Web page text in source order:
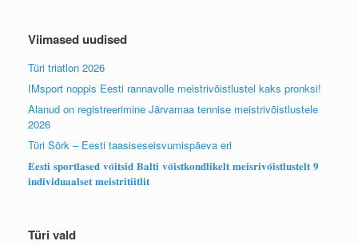
Viimased uudised
Türi triatlon 2026
IMsport noppis Eesti rannavolle meistrivõistlustel kaks pronksi!
Alanud on registreerimine Järvamaa tennise meistrivõistlustele
2026
Türi Sörk – Eesti taasiseseisvumispäeva eri
𝐄𝐞𝐬𝐭𝐢 𝐬𝐩𝐨𝐫𝐭𝐥𝐚𝐬𝐞𝐝 𝐯𝐨̃𝐢𝐭𝐬𝐢𝐝 𝐁𝐚𝐥𝐭𝐢 𝐯𝐨̃𝐢𝐬𝐭𝐤𝐨𝐧𝐝𝐥𝐢𝐤𝐞𝐥𝐭 𝐦𝐞𝐢𝐬𝐫𝐢𝐯𝐨̃𝐢𝐬𝐭𝐥𝐮𝐬𝐭𝐞𝐥𝐭 𝟗
𝐢𝐧𝐝𝐢𝐯𝐢𝐝𝐮𝐚𝐚𝐥𝐬𝐞𝐭 𝐦𝐞𝐢𝐬𝐭𝐫𝐢𝐭𝐢𝐢𝐭𝐥𝐢𝐭
Türi vald